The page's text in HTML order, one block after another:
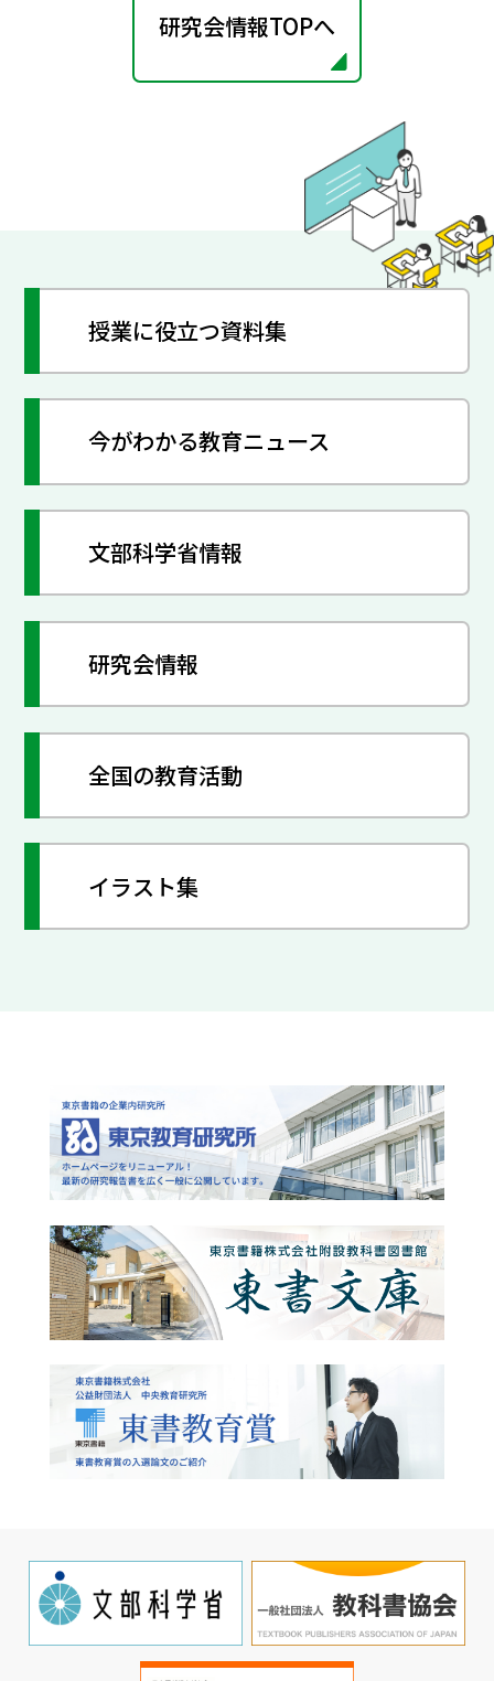
研究会情報TOPへ
授業に役立つ資料集
今がわかる教育ニュース
文部科学省情報
研究会情報
全国の教育活動
イラスト集